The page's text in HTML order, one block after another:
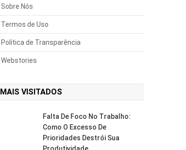
Sobre Nós
Termos de Uso
Política de Transparência
Webstories
MAIS VISITADOS
Falta De Foco No Trabalho:
Como O Excesso De
Prioridades Destrói Sua